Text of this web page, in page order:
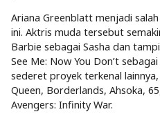
Ariana Greenblatt menjadi
ini. Aktris muda tersebut
Barbie sebagai Sasha dan
See Me: Now You Don’t
sederet proyek terkenal
Queen, Borderlands, Ahsoka,
Avengers: Infinity War.